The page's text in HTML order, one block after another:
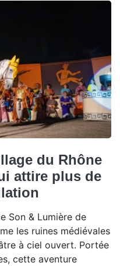
du Rhône
attire plus de
Son & Lumière de
les ruines médiévales
à ciel ouvert. Portée
cette aventure